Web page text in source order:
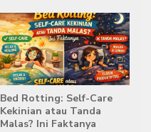
Bed Rotting: Self-Care
Kekinian atau Tanda
Malas? Ini Faktanya